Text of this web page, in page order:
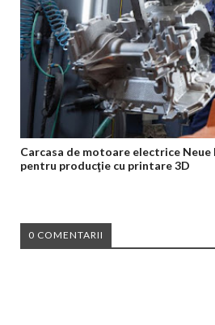
Carcasa de motoare electrice
pentru producţie cu printare 3D
0 COMENTARII